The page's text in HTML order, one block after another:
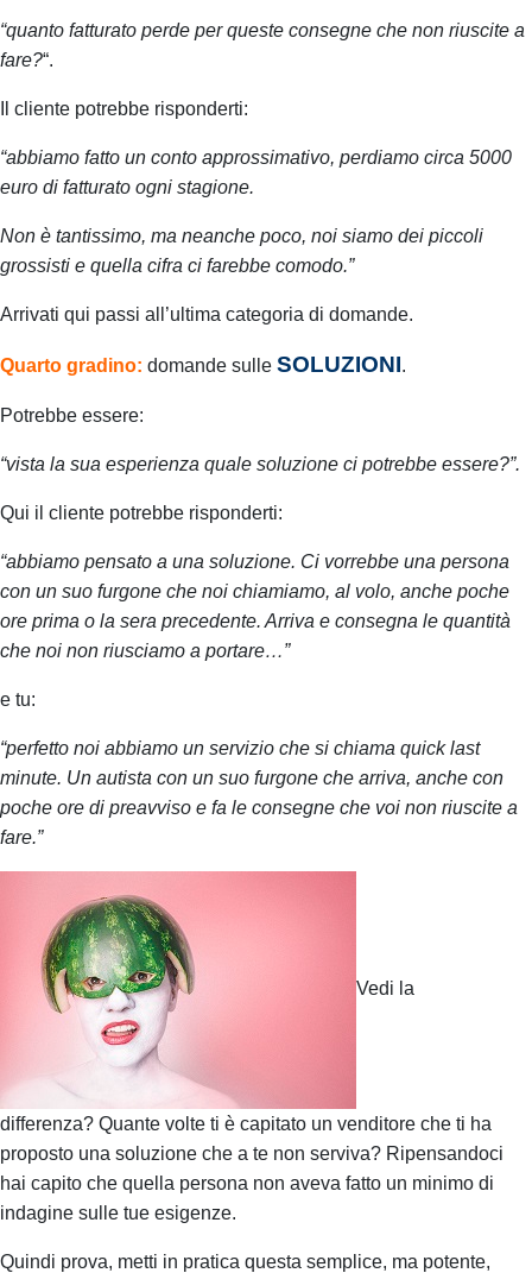
“quanto fatturato perde per queste consegne che non riuscite a
fare?“.
Il cliente potrebbe risponderti:
“abbiamo fatto un conto approssimativo, perdiamo circa 5000
euro di fatturato ogni stagione.
Non è tantissimo, ma neanche poco, noi siamo dei piccoli
grossisti e quella cifra ci farebbe comodo.”
Arrivati qui passi all’ultima categoria di domande.
Quarto gradino: domande sulle SOLUZIONI.
Potrebbe essere:
“vista la sua esperienza quale soluzione ci potrebbe essere?”.
Qui il cliente potrebbe risponderti:
“abbiamo pensato a una soluzione. Ci vorrebbe una persona
con un suo furgone che noi chiamiamo, al volo, anche poche
ore prima o la sera precedente. Arriva e consegna le quantità
che noi non riusciamo a portare…”
e tu:
“perfetto noi abbiamo un servizio che si chiama quick last
minute. Un autista con un suo furgone che arriva, anche con
poche ore di preavviso e fa le consegne che voi non riuscite a
fare.”
Vedi la
differenza? Quante volte ti è capitato un venditore che ti ha
proposto una soluzione che a te non serviva? Ripensandoci
hai capito che quella persona non aveva fatto un minimo di
indagine sulle tue esigenze.
Quindi prova, metti in pratica questa semplice, ma potente,